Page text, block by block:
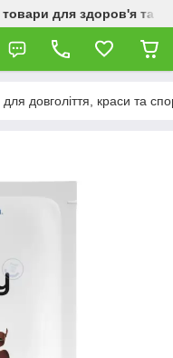
для здоров'я та
для довголіття, краси та